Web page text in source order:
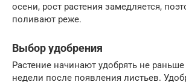
осени, рост растения замедляется,
поливают реже.
Выбор удобрения
Растение начинают удобрять не
недели после появления листьев.